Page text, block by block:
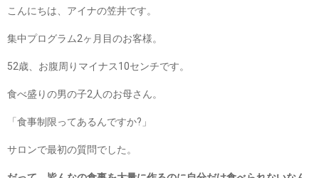
こんにちは、アイナの笠井です。
集中プログラム2ヶ月目のお客様。
52歳、お腹周りマイナス10センチです。
食べ盛りの男の子2人のお母さん。
「食事制限ってあるんですか?」
サロンで最初の質問でした。